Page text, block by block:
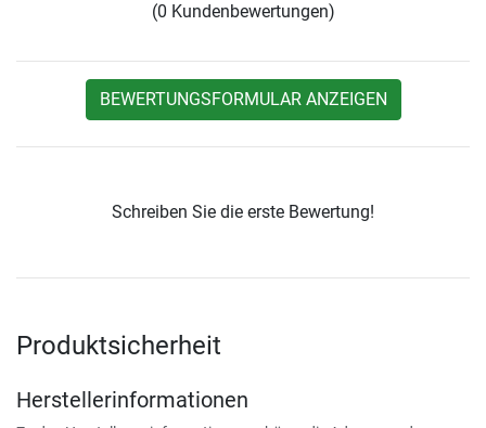
(0 Kundenbewertungen)
BEWERTUNGSFORMULAR ANZEIGEN
Schreiben Sie die erste Bewertung!
Produktsicherheit
Herstellerinformationen